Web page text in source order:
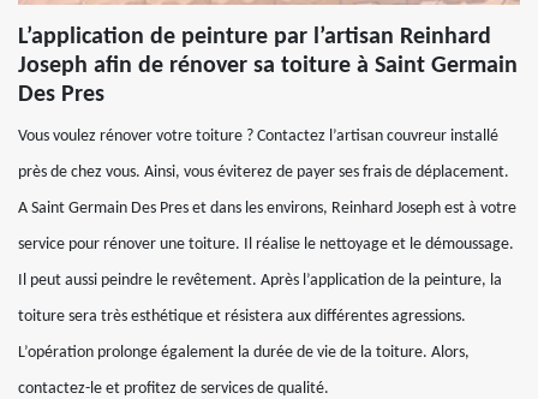
L’application de peinture par l’artisan Reinhard
Joseph afin de rénover sa toiture à Saint Germain
Des Pres
Vous voulez rénover votre toiture ? Contactez l’artisan couvreur installé
près de chez vous. Ainsi, vous éviterez de payer ses frais de déplacement.
A Saint Germain Des Pres et dans les environs, Reinhard Joseph est à votre
service pour rénover une toiture. Il réalise le nettoyage et le démoussage.
Il peut aussi peindre le revêtement. Après l’application de la peinture, la
toiture sera très esthétique et résistera aux différentes agressions.
L’opération prolonge également la durée de vie de la toiture. Alors,
contactez-le et profitez de services de qualité.